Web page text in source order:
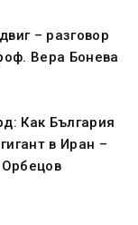
– разговор
Вера Бонева
Как България
в Иран –
Орбецов